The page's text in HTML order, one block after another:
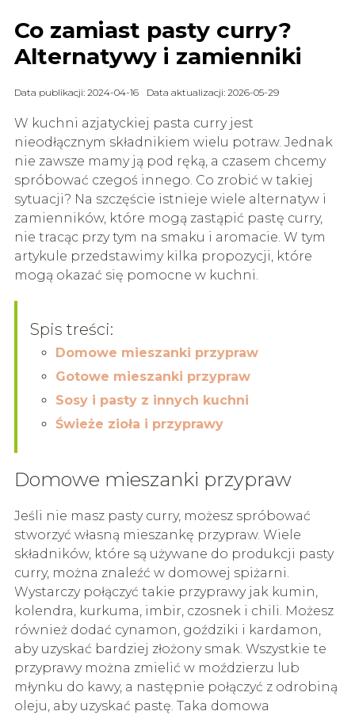
Co zamiast pasty curry?
Alternatywy i zamienniki
Data publikacji: 2024-04-16 Data aktualizacji: 2026-05-29
W kuchni azjatyckiej pasta curry jest
nieodłącznym składnikiem wielu potraw. Jednak
nie zawsze mamy ją pod ręką, a czasem chcemy
spróbować czegoś innego. Co zrobić w takiej
sytuacji? Na szczęście istnieje wiele alternatyw i
zamienników, które mogą zastąpić pastę curry,
nie tracąc przy tym na smaku i aromacie. W tym
artykule przedstawimy kilka propozycji, które
mogą okazać się pomocne w kuchni.
Spis treści:
Domowe mieszanki przypraw
Gotowe mieszanki przypraw
Sosy i pasty z innych kuchni
Świeże zioła i przyprawy
Domowe mieszanki przypraw
Jeśli nie masz pasty curry, możesz spróbować
stworzyć własną mieszankę przypraw. Wiele
składników, które są używane do produkcji pasty
curry, można znaleźć w domowej spiżarni.
Wystarczy połączyć takie przyprawy jak kumin,
kolendra, kurkuma, imbir, czosnek i chili. Możesz
również dodać cynamon, goździki i kardamon,
aby uzyskać bardziej złożony smak. Wszystkie te
przyprawy można zmielić w moździerzu lub
młynku do kawy, a następnie połączyć z odrobiną
oleju, aby uzyskać pastę. Taka domowa